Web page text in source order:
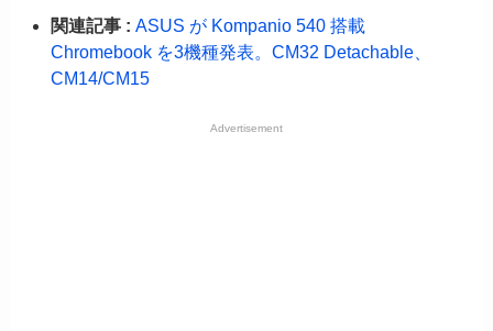
関連記事 : ASUS が Kompanio 540 搭載
Chromebook を3機種発表。CM32 Detachable、
CM14/CM15
Advertisement